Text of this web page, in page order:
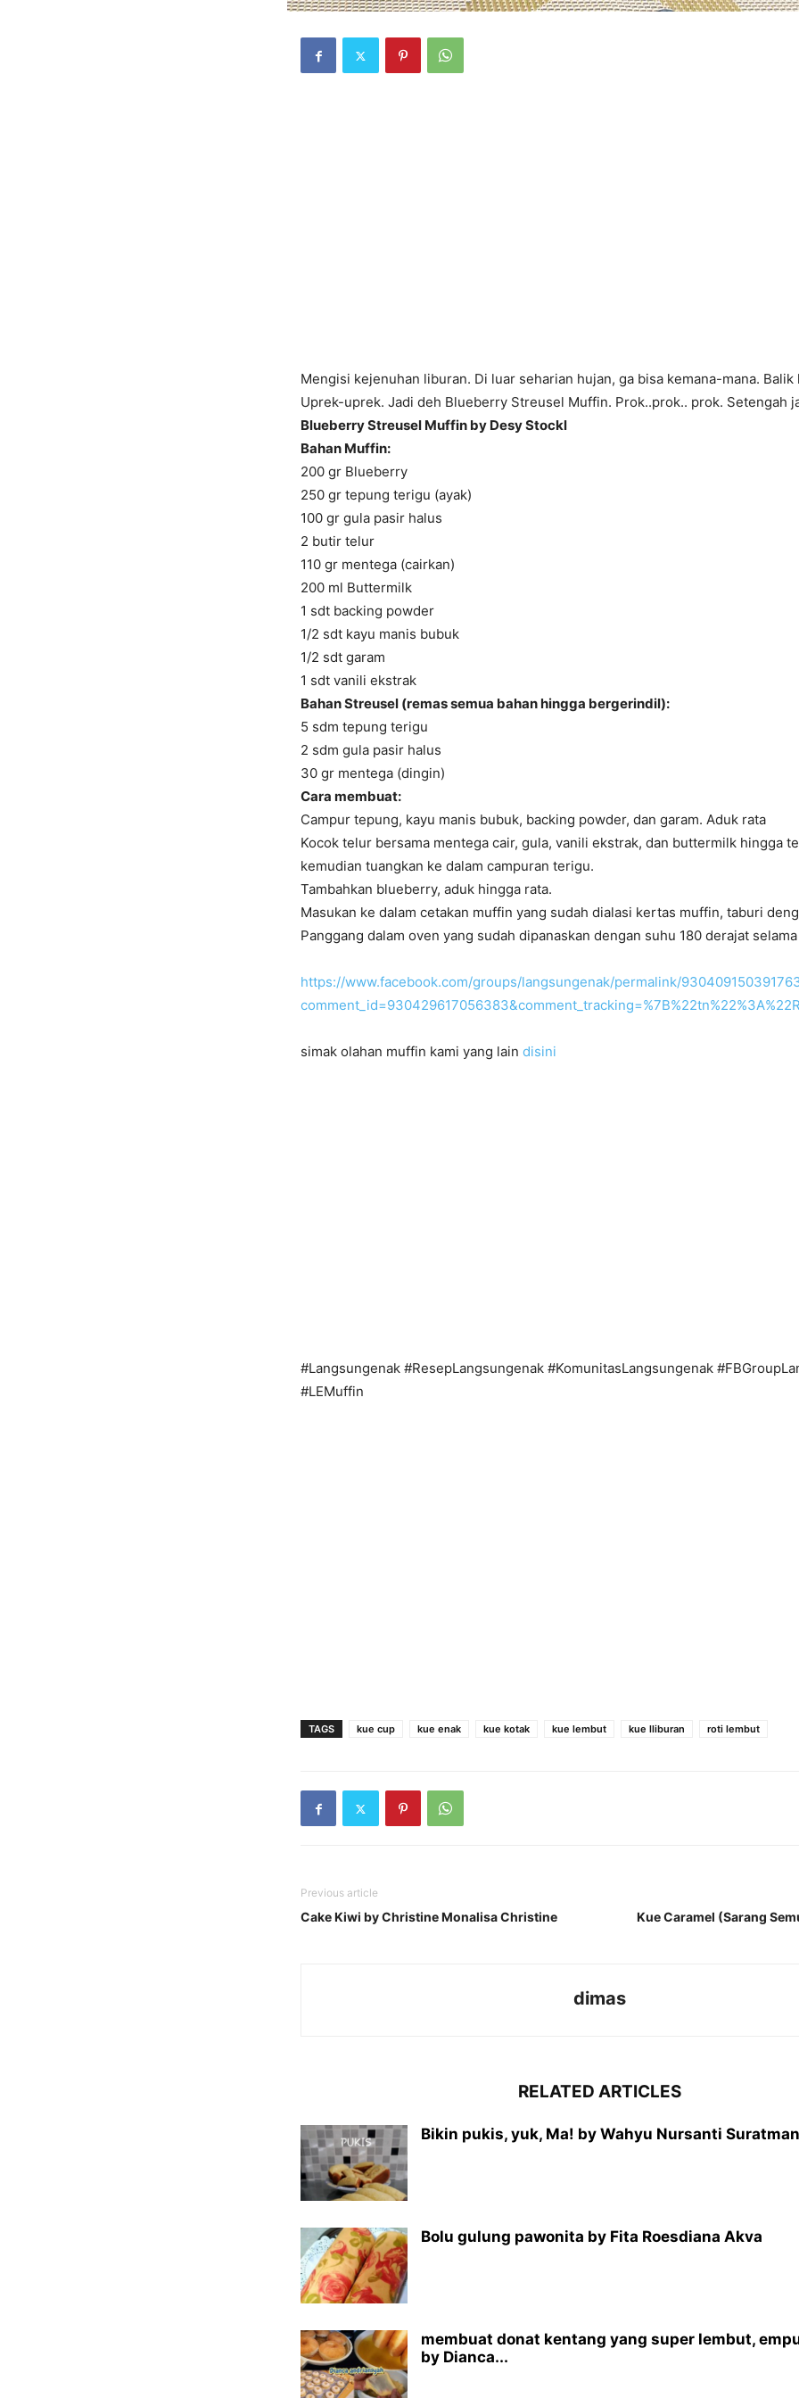
Mengisi kejenuhan liburan. Di luar seharian hujan, ga bisa kemana-mana. Balik
Uprek-uprek. Jadi deh Blueberry Streusel Muffin. Prok..prok.. prok. Setengah
Blueberry Streusel Muffin by Desy Stockl
Bahan Muffin:
200 gr Blueberry
250 gr tepung terigu (ayak)
100 gr gula pasir halus
2 butir telur
110 gr mentega (cairkan)
200 ml Buttermilk
1 sdt backing powder
1/2 sdt kayu manis bubuk
1/2 sdt garam
1 sdt vanili ekstrak
Bahan Streusel (remas semua bahan hingga bergerindil):
5 sdm tepung terigu
2 sdm gula pasir halus
30 gr mentega (dingin)
Cara membuat:
Campur tepung, kayu manis bubuk, backing powder, dan garam. Aduk rata
Kocok telur bersama mentega cair, gula, vanili ekstrak, dan buttermilk hingga
kemudian tuangkan ke dalam campuran terigu.
Tambahkan blueberry, aduk hingga rata.
Masukan ke dalam cetakan muffin yang sudah dialasi kertas muffin, taburi
Panggang dalam oven yang sudah dipanaskan dengan suhu 180 derajat
https://www.facebook.com/groups/langsungenak/permalink/
simak olahan muffin kami yang lain disini
#Langsungenak #ResepLangsungenak #KomunitasLangsungenak
#LEMuffin
TAGS kue cup kue enak kue kotak kue lembut kue lliburan roti lembut
Previous article
Cake Kiwi by Christine Monalisa Christine Kue Caramel (Sarang
dimas
RELATED ARTICLES
Bikin pukis, yuk, Ma! by Wahyu Nursanti Suratman
Bolu gulung pawonita by Fita Roesdiana Akva
membuat donat kentang yang super lembut,
by Dianca...